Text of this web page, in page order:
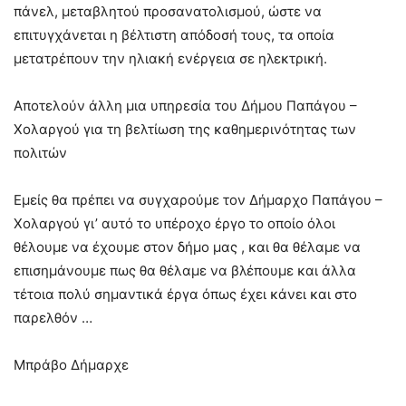
πάνελ, μεταβλητού προσανατολισμού, ώστε να
επιτυγχάνεται η βέλτιστη απόδοσή τους, τα οποία
μετατρέπουν την ηλιακή ενέργεια σε ηλεκτρική.
Αποτελούν άλλη μια υπηρεσία του Δήμου Παπάγου –
Χολαργού για τη βελτίωση της καθημερινότητας των
πολιτών
Εμείς θα πρέπει να συγχαρούμε τον Δήμαρχο Παπάγου –
Χολαργού γι’ αυτό το υπέροχο έργο το οποίο όλοι
θέλουμε να έχουμε στον δήμο μας , και θα θέλαμε να
επισημάνουμε πως θα θέλαμε να βλέπουμε και άλλα
τέτοια πολύ σημαντικά έργα όπως έχει κάνει και στο
παρελθόν …
Μπράβο Δήμαρχε